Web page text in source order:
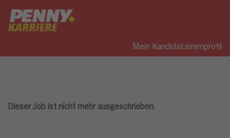
Mein Kandidat:innenprofil
Dieser Job ist nicht mehr ausgeschrieben.